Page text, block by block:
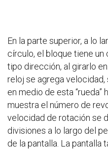
En la parte superior, a lo
círculo, el bloque tiene
tipo dirección, al girarlo
reloj se agrega velocidad,
en medio de esta “rueda”
muestra el número de
velocidad de rotación se
divisiones a lo largo del
de la pantalla. La pantalla